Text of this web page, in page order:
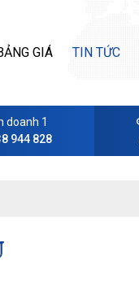
GIÁ TIN TỨC
doanh 1
944 828